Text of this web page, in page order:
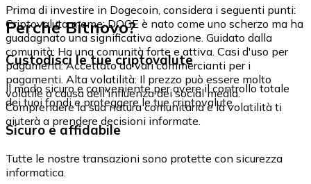
Prima di investire in Dogecoin, considera i seguenti punti:
Criptovaluta meme: DOGE è nato come uno scherzo ma ha
guadagnato una significativa adozione. Guidato dalla
comunità: Ha una comunità forte e attiva. Casi d'uso per
pagamenti: Accettato da vari commercianti per i
pagamenti. Alta volatilità: Il prezzo può essere molto
volatile a causa dell'influenza dei social media.
Comprendere la sua natura comunitaria e la volatilità ti
aiuterà a prendere decisioni informate.
Perché Bitnovo?
Custodisci le tue criptovalute
Il modo sicuro e conveniente per avere il controllo totale
dei tuoi fondi e proteggere le tue criptovalute.
Sicuro e affidabile
Tutte le nostre transazioni sono protette con sicurezza
informatica.